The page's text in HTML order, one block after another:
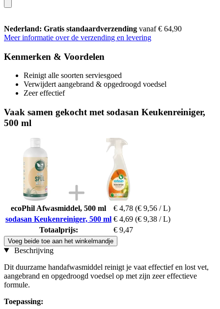
Nederland: Gratis standaardverzending vanaf € 64,90
Meer informatie over de verzending en levering
Kenmerken & Voordelen
Reinigt alle soorten serviesgoed
Verwijdert aangebrand & opgedroogd voedsel
Zeer effectief
Vaak samen gekocht met sodasan Keukenreiniger,
500 ml
ecoPhil Afwasmiddel, 500 ml € 4,78 (€ 9,56 / L)
sodasan Keukenreiniger, 500 ml € 4,69 (€ 9,38 / L)
Totaalprijs:
€ 9,47
Voeg beide toe aan het winkelmandje
Beschrijving
Dit duurzame handafwasmiddel reinigt je vaat effectief en lost vet,
aangebrand en opgedroogd voedsel op met zijn zeer effectieve
formule.
Toepassing: